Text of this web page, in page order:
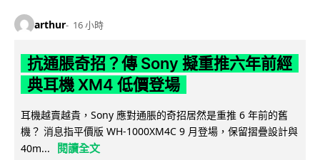
arthur 16 小時
抗通脹奇招？傳 Sony 擬重推六年前經
典耳機 XM4 低價登場
耳機越賣越貴，Sony 應對通脹的奇招居然是重推 6 年前的舊
機？ 消息指平價版 WH-1000XM4C 9 月登場，保留摺疊設計與
40m...
閱讀全文